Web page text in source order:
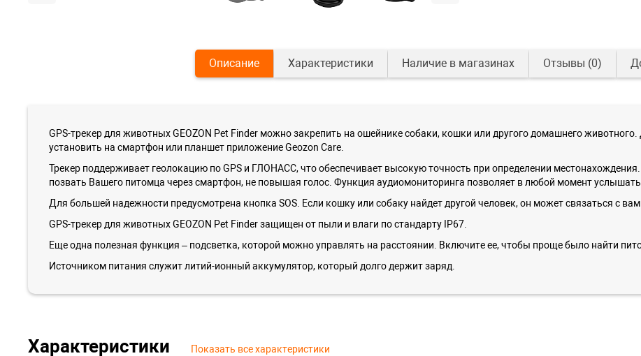
Описание Характеристики Наличие в магазинах Отзывы (0)
GPS-трекер для животных GEOZON Pet Finder можно закрепить на ошейнике собаки, кошки или другого домашнего
установить на смартфон или планшет приложение Geozon Care.
Трекер поддерживает геолокацию по GPS и ГЛОНАСС, что обеспечивает высокую точность при определении
позвать Вашего питомца через смартфон, не повышая голос. Функция аудиомониторинга позволяет в любой момент
Для большей надежности предусмотрена кнопка SOS. Если кошку или собаку найдет другой человек, он может связаться с
GPS-трекер для животных GEOZON Pet Finder защищен от пыли и влаги по стандарту IP67.
Еще одна полезная функция – подсветка, которой можно управлять на расстоянии. Включите ее, чтобы проще было найти
Источником питания служит литий-ионный аккумулятор, который долго держит заряд.
Характеристики Показать все характеристики